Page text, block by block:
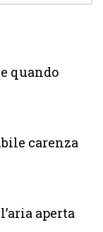
quando
carenza
aperta